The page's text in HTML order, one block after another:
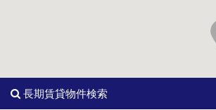
長期賃貸物件検索